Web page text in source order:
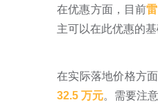
在优惠方面，目前
主可以在此优惠的基
在实际落地价格方面
32.5 万元。需要注